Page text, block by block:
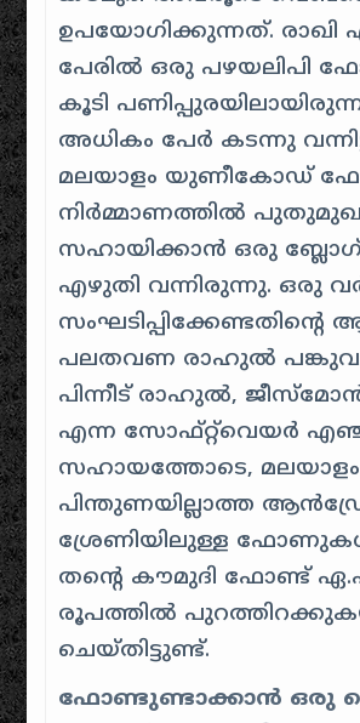
ഉപയോഗിക്കുന്നത്. രാഖി
പേരില്‍ ഒരു പഴയലിപി
കൂടി
അധികം പേര്‍ കടന്നു
മലയാളം യുണീകോഡ്
നിര്‍മ്മാണത്തില്‍
സഹായിക്കാന്‍ ഒരു
എഴുതി വന്നിരുന്നു. ഒരു
സംഘടിപ്പിക്കേണ്ടതിന്റെ
പലതവണ രാഹുല്‍
പിന്നീട് രാഹുല്‍,
എന്ന സോഫ്റ്റ്‍വെയര്‍
സഹായത്തോടെ, മലയാളം
പിന്തുണയില്ലാത്ത
ശ്രേണിയിലുള്ള
തന്റെ കൗമുദി ഫോണ്ട്
രൂപത്തില്‍
ചെയ്തിട്ടുണ്ട്.
ഫോണ്ടുണ്ടാക്കാൻ ഒരു